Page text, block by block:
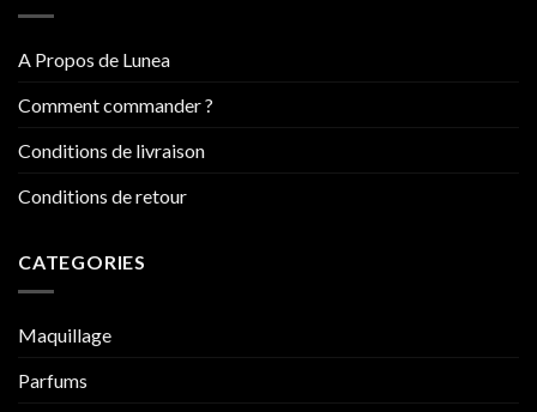
A Propos de Lunea
Comment commander ?
Conditions de livraison
Conditions de retour
CATEGORIES
Maquillage
Parfums